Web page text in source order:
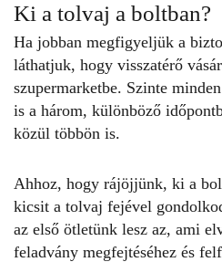
Ki a tolvaj a boltban?
Ha jobban megfigyeljük a
láthatjuk, hogy visszatérő
szupermarketbe. Szinte
is a három, különböző
közül többön is.
Ahhoz, hogy rájöjjünk, ki a
kicsit a tolvaj fejével
az első ötletünk lesz az, ami
feladvány megfejtéséhez és